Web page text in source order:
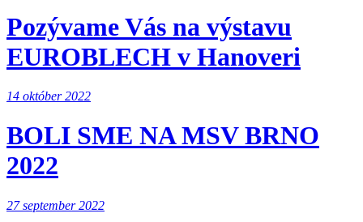
Pozývame Vás na výstavu
EUROBLECH v Hanoveri
14 október 2022
BOLI SME NA MSV BRNO
2022
27 september 2022